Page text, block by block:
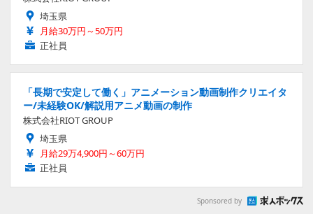
埼玉県
月給30万円～50万円
正社員
「長期で安定して働く」アニメーション動画制作クリエイタ
ー/未経験OK/解説用アニメ動画の制作
株式会社RIOT GROUP
埼玉県
月給29万4,900円～60万円
正社員
Sponsored by